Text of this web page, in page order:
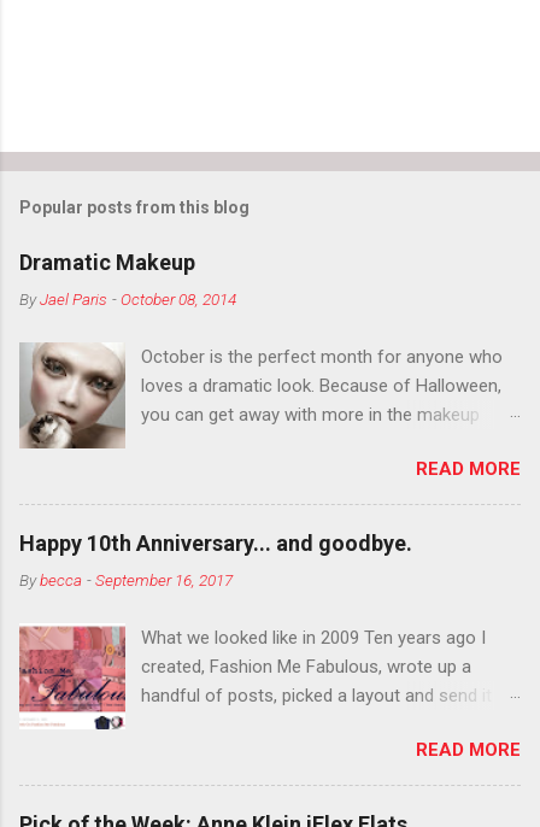
Popular posts from this blog
Dramatic Makeup
ByJael Paris -October 08, 2014
October is the perfect month for anyone who
loves a dramatic look. Because of Halloween,
you can get away with more in the makeup
You want to try false eyelashes? Go for it. You
want to color your eyebrows? Do it. Color
outside the lines with eyeshadow? Why not?
Live it up so much in October that people will
think black lipstick in November is practically
READ MORE
Happy 10th Anniversary... and goodbye.
Bybecca -September 16, 2017
What we looked like in 2009 Ten years ago I
created, Fashion Me Fabulous, wrote up a
handful of posts, picked a layout and send it all
What do you think?” She gave me a few tips,
wrote a couple “guest posts” and before long
became my blogging partner. Together, we built
READ MORE